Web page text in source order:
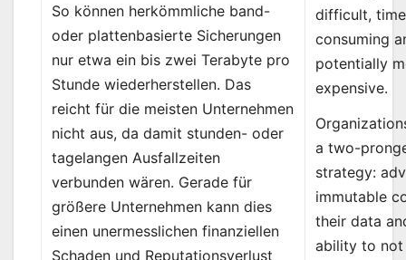
So können herkömmliche band-
oder plattenbasierte Sicherungen
nur etwa ein bis zwei Terabyte pro
Stunde wiederherstellen. Das
reicht für die meisten Unternehmen
nicht aus, da damit stunden- oder
tagelangen Ausfallzeiten
verbunden wären. Gerade für
größere Unternehmen kann dies
einen unermesslichen finanziellen
Schaden und Reputationsverlust
difficult,
consuming
potentially
expensive.
a two-
strategy:
immutable
their data
ability to